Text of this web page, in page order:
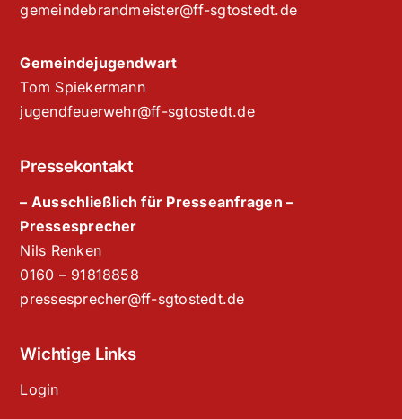
gemeindebrandmeister@ff-sgtostedt.de
Gemeindejugendwart
Tom Spiekermann
jugendfeuerwehr@ff-sgtostedt.de
Pressekontakt
– Ausschließlich für Presseanfragen –
Pressesprecher
Nils Renken
‭0160 – 91818858‬
pressesprecher@ff-sgtostedt.de
Wichtige Links
Login